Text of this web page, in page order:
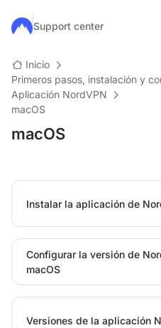
Ir al contenido principal
Support center
Inicio
Primeros pasos, instalación y
Aplicación NordVPN
macOS
macOS
Instalar la aplicación de
Configurar la versión de
macOS
Versiones de la aplicación